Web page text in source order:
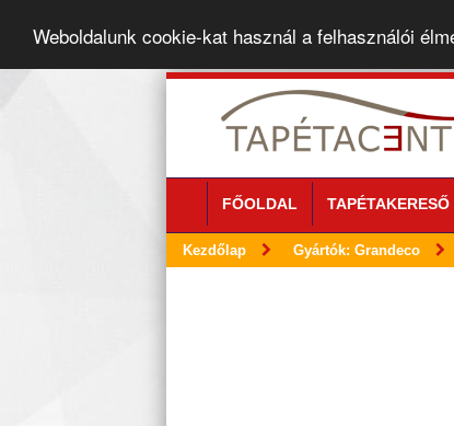
Weboldalunk cookie-kat használ a felhasználói
FŐOLDAL TAPÉTAKERESŐ
Kezdőlap Gyártók: Grandeco